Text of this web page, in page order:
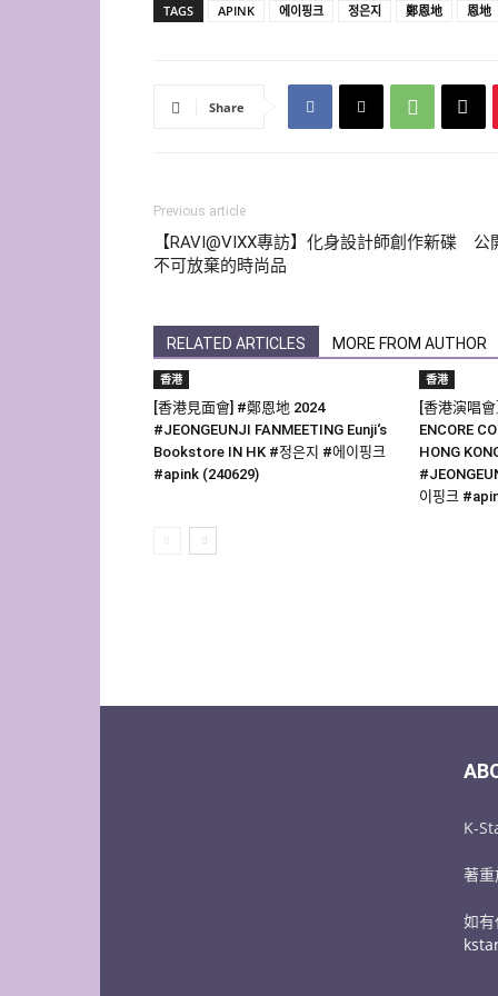
TAGS APINK 에이핑크 정은지 鄭恩地 恩地
Share
Previous article
【RAVI@VIXX專訪】化身設計師創作新碟 公
不可放棄的時尚品
RELATED ARTICLES MORE FROM AUTHOR
香港
[香港見面會] #鄭恩地 2024
#JEONGEUNJI FANMEETING Eunji‘s
Bookstore IN HK #정은지 #에이핑크
#apink (240629)
香港
[香港演唱
ENCORE
HONG
이핑크
K-
著
如